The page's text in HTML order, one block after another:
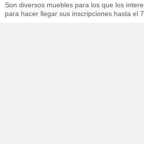
Son diversos muebles para los que los
para hacer llegar sus inscripciones hasta el